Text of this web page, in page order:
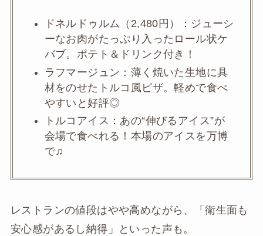
ドネルドゥルム（2,480円）：ジューシ
ーなお肉がたっぷり入ったロール状ケ
バブ。ポテト＆ドリンク付き！
ラフマージュン：薄く焼いた生地に具
材をのせたトルコ風ピザ。軽めで食べ
やすいと好評◎
トルコアイス：あの“伸びるアイス”が
会場で食べれる！本場のアイスを万博
で♫
レストランの値段はやや高めながら、「衛生面も
安心感があるし納得」といった声も。